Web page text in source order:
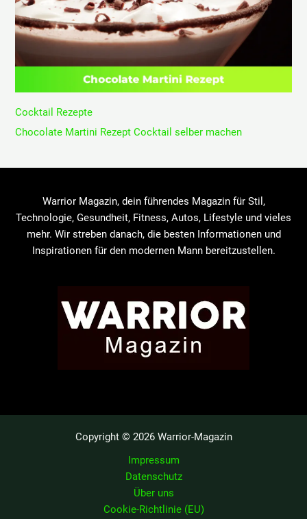
Cocktail Rezepte
Chocolate Martini Rezept Cocktail selber machen
Warrior Magazin, dein führendes Magazin für Stil,
Technologie, Gesundheit, Fitness, Autos, Lifestyle und vieles
mehr. Wir streben danach, die besten Informationen und
Inspirationen für den modernen Mann bereitzustellen.
Copyright © 2026 Warrior-Magazin
Impressum
Datenschutz
Über uns
Cookie-Richtlinie (EU)